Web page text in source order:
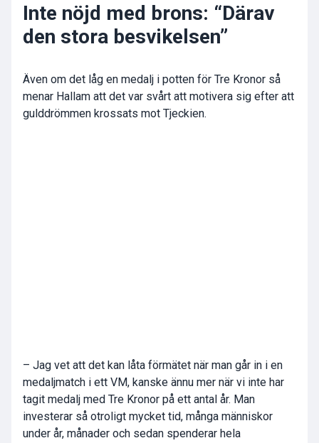
Inte nöjd med brons: “Därav
den stora besvikelsen”
Även om det låg en medalj i potten för Tre Kronor så
menar Hallam att det var svårt att motivera sig efter att
gulddrömmen krossats mot Tjeckien.
– Jag vet att det kan låta förmätet när man går in i en
medaljmatch i ett VM, kanske ännu mer när vi inte har
tagit medalj med Tre Kronor på ett antal år. Man
investerar så otroligt mycket tid, många människor
under år, månader och sedan spenderar hela